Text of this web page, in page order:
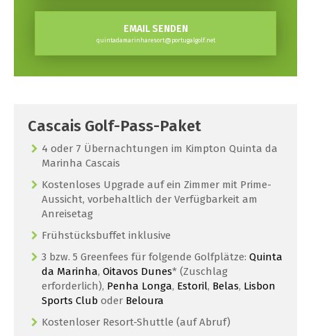
EMAIL SENDEN
quintadamarinharesort@portugalgolf.net
Cascais Golf-Pass-Paket
4 oder 7 Übernachtungen im Kimpton Quinta da
Marinha Cascais
Kostenloses Upgrade auf ein Zimmer mit Prime-
Aussicht, vorbehaltlich der Verfügbarkeit am
Anreisetag
Frühstücksbuffet inklusive
3 bzw. 5 Greenfees für folgende Golfplätze: Quinta
da Marinha, Oitavos Dunes* (Zuschlag
erforderlich), Penha Longa, Estoril, Belas, Lisbon
Sports Club oder Beloura
Kostenloser Resort-Shuttle (auf Abruf)